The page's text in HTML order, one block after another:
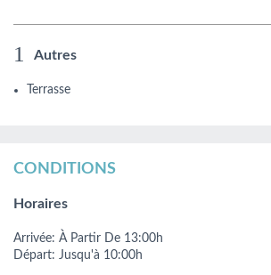
Autres
Terrasse
CONDITIONS
Horaires
Arrivée: À Partir De 13:00h
Départ: Jusqu'à 10:00h